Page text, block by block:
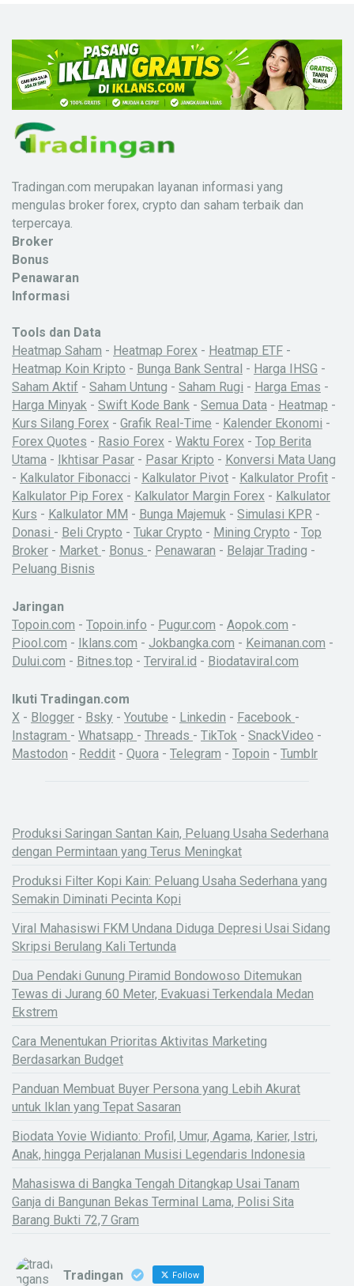
Tradingan.com merupakan layanan informasi yang
mengulas broker forex, crypto dan saham terbaik dan
terpercaya.
Broker
Bonus
Penawaran
Informasi
Tools dan Data
Heatmap Saham - Heatmap Forex - Heatmap ETF -
Heatmap Koin Kripto - Bunga Bank Sentral - Harga IHSG -
Saham Aktif - Saham Untung - Saham Rugi - Harga Emas -
Harga Minyak - Swift Kode Bank - Semua Data - Heatmap -
Kurs Silang Forex - Grafik Real-Time - Kalender Ekonomi -
Forex Quotes - Rasio Forex - Waktu Forex - Top Berita
Utama - Ikhtisar Pasar - Pasar Kripto - Konversi Mata Uang
- Kalkulator Fibonacci - Kalkulator Pivot - Kalkulator Profit -
Kalkulator Pip Forex - Kalkulator Margin Forex - Kalkulator
Kurs - Kalkulator MM - Bunga Majemuk - Simulasi KPR -
Donasi - Beli Crypto - Tukar Crypto - Mining Crypto - Top
Broker - Market - Bonus - Penawaran - Belajar Trading -
Peluang Bisnis
Jaringan
Topoin.com - Topoin.info - Pugur.com - Aopok.com -
Piool.com - Iklans.com - Jokbangka.com - Keimanan.com -
Dului.com - Bitnes.top - Terviral.id - Biodataviral.com
Ikuti Tradingan.com
X - Blogger - Bsky - Youtube - Linkedin - Facebook -
Instagram - Whatsapp - Threads - TikTok - SnackVideo -
Mastodon - Reddit - Quora - Telegram - Topoin - Tumblr
Produksi Saringan Santan Kain, Peluang Usaha Sederhana
dengan Permintaan yang Terus Meningkat
Produksi Filter Kopi Kain: Peluang Usaha Sederhana yang
Semakin Diminati Pecinta Kopi
Viral Mahasiswi FKM Undana Diduga Depresi Usai Sidang
Skripsi Berulang Kali Tertunda
Dua Pendaki Gunung Piramid Bondowoso Ditemukan
Tewas di Jurang 60 Meter, Evakuasi Terkendala Medan
Ekstrem
Cara Menentukan Prioritas Aktivitas Marketing
Berdasarkan Budget
Panduan Membuat Buyer Persona yang Lebih Akurat
untuk Iklan yang Tepat Sasaran
Biodata Yovie Widianto: Profil, Umur, Agama, Karier, Istri,
Anak, hingga Perjalanan Musisi Legendaris Indonesia
Mahasiswa di Bangka Tengah Ditangkap Usai Tanam
Ganja di Bangunan Bekas Terminal Lama, Polisi Sita
Barang Bukti 72,7 Gram
Tradingan Follow